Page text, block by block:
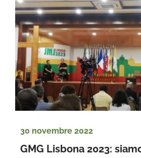
30 novembre 2022
GMG Lisbona 2023: